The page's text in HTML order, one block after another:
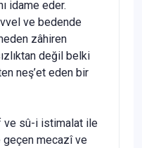
idame eder.
ve bedende
zâhiren
değil belki
neş’et eden bir
ve sû-i istimalat ile
geçen mecazî ve